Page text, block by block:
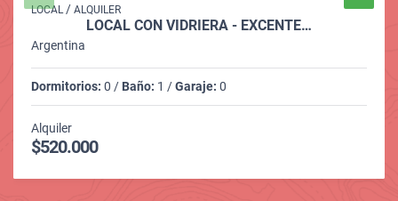
LOCAL / ALQUILER
LOCAL CON VIDRIERA - EXCENTE…
Argentina
Dormitorios: 0 / Baño: 1 /Garaje: 0
Alquiler
$520.000